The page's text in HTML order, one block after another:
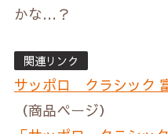
かな…？
関連リンク
サッポロ クラシック
（商品ページ）